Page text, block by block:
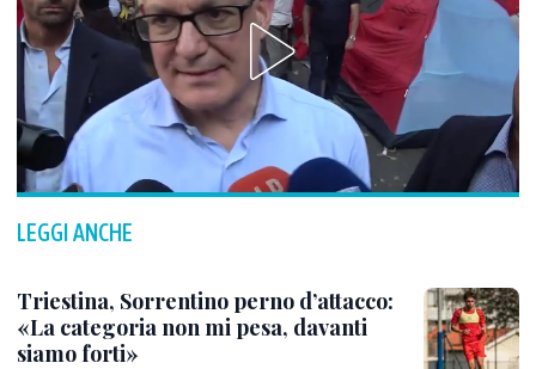
LEGGI ANCHE
Triestina, Sorrentino perno d’attacco:
«La categoria non mi pesa, davanti
siamo forti»